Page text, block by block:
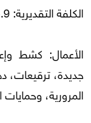
الكلفة التقديرية: 5.9 مليون دينار
الأعمال: كشط
جديدة، ترقيعات،
المرورية،